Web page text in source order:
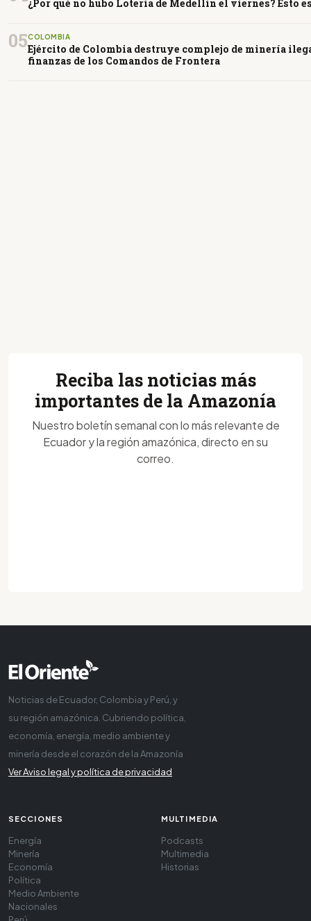
¿Por qué no hubo Lotería de Medellín el viernes? Esto
05COLOMBIA
Ejército de Colombia destruye complejo de minería
finanzas de los Comandos de Frontera
Reciba las noticias más
importantes de la Amazonía
Nuestro boletín semanal con lo más relevante de
Ecuador y la región amazónica, directo en su
correo.
Noticias de Ecuador, Colombia y Perú, y
su región amazónica. Cubriendo política,
economía, energía, medio ambiente y
minería desde el corazón de la Amazonía
Ver Aviso legal y política de privacidad
SECCIONES
Energía
Minería
Economía
Política
Medio Ambiente
Nacionales
MULTIMEDIA
Podcasts
Multimedia
Historias